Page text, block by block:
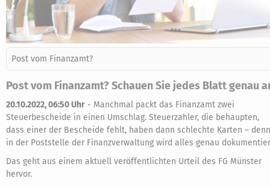
Post vom Finanzamt?
Post vom Finanzamt? Schauen Sie jedes Blatt genau
20.10.2022, 06:50 Uhr - Manchmal packt das Finanzamt zwei
Steuerbescheide in einen Umschlag. Steuerzahler, die behaupten,
dass einer der Bescheide fehlt, haben dann schlechte Karten – denn
in der Poststelle der Finanzverwaltung wird alles genau
Das geht aus einem aktuell veröffentlichten Urteil des FG Münster
hervor.